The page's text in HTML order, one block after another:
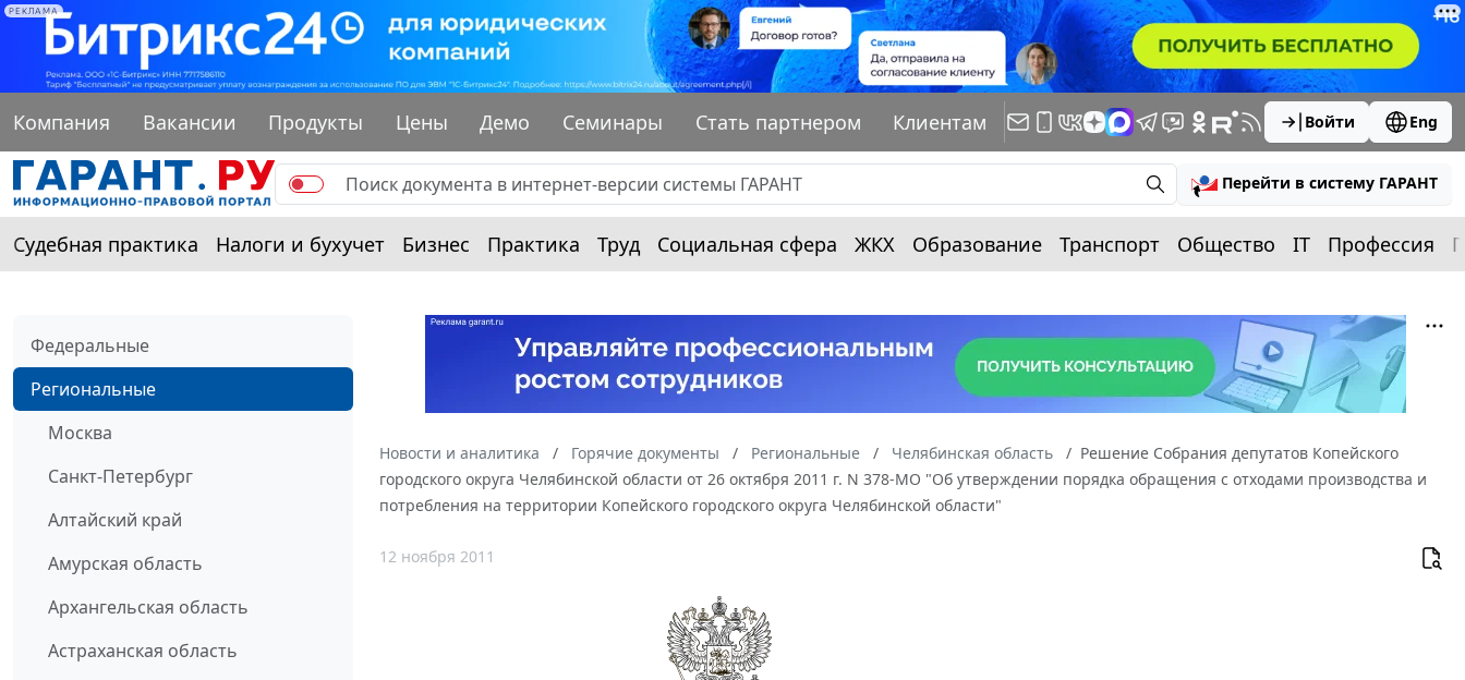
РЕКЛАМА
Компания Вакансии Продукты Цены Демо Семинары Стать партнером Клиентам Войти Eng
Перейти в систему ГАРАНТ
Судебная практика Налоги и бухучет Бизнес Практика Труд Социальная сфера ЖКХ Образование Транспорт Общество IT Профессия
Федеральные
Региональные
Москва
Санкт-Петербург
Алтайский край
Амурская область
Архангельская область
Астраханская область
Новости и аналитика Горячие документы Региональные Челябинская область
Решение Собрания депутатов Копейского
городского округа Челябинской области от 26 октября 2011 г. N 378-МО "Об утверждении порядка обращения с отходами производства и
потребления на территории Копейского городского округа Челябинской области"
12 ноября 2011